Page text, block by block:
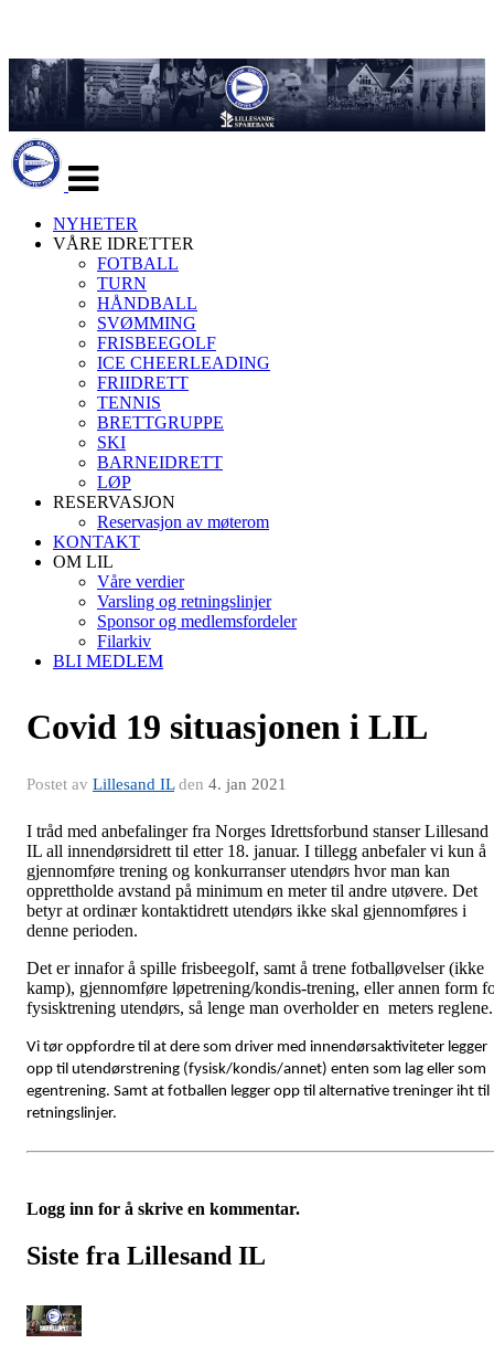
navigasjon
NYHETER
VÅRE IDRETTER
FOTBALL
TURN
HÅNDBALL
SVØMMING
FRISBEEGOLF
ICE CHEERLEADING
FRIIDRETT
TENNIS
BRETTGRUPPE
SKI
BARNEIDRETT
LØP
RESERVASJON
Reservasjon av møterom
KONTAKT
OM LIL
Våre verdier
Varsling og retningslinjer
Sponsor og medlemsfordeler
Filarkiv
BLI MEDLEM
Covid 19 situasjonen i LIL
Postet av Lillesand ILden 4. jan 2021
I tråd med anbefalinger fra Norges Idrettsforbund stanser Lillesand
IL all innendørsidrett til etter 18. januar. I tillegg anbefaler vi kun å
gjennomføre trening og konkurranser utendørs hvor man kan
opprettholde avstand på minimum en meter til andre utøvere. Det
betyr at ordinær kontaktidrett utendørs ikke skal gjennomføres i
denne perioden.
Det er innafor å spille frisbeegolf, samt å trene fotballøvelser (ikke
kamp), gjennomføre løpetrening/kondis-trening, eller annen form
fysisktrening utendørs, så lenge man overholder en meters
Vi tør oppfordre til at dere som driver med innendørsaktiviteter legger
opp til utendørstrening (fysisk/kondis/annet) enten som lag eller som
egentrening. Samt at fotballen legger opp til alternative treninger iht til
retningslinjer.
Logg inn for å skrive en kommentar.
Siste fra Lillesand IL